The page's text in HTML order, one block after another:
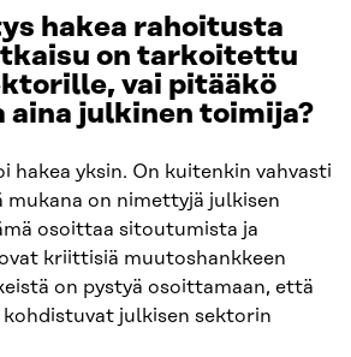
hakea rahoitusta
on tarkoitettu
vai pitääkö
aina julkinen toimija?
hakea yksin. On kuitenkin vahvasti
mukana on nimettyjä julkisen
osoittaa sitoutumista ja
kriittisiä muutoshankkeen
on pystyä osoittamaan, että
julkisen sektorin